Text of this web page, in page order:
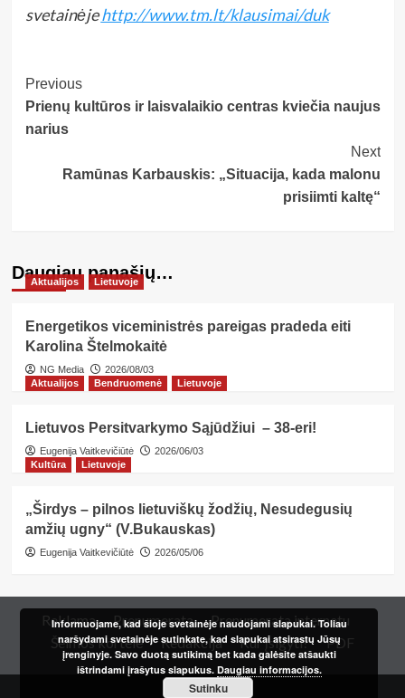
svetainėjehttp://www.tm.lt/klausimai/duk
Post
Navigation
Previous
Prienų kultūros ir laisvalaikio centras kviečia naujus
narius
Next
Ramūnas Karbauskis: „Situacija, kada malonu
prisiimti kaltę“
Daugiau panašių…
Aktualijos Lietuvoje
Energetikos viceministrės pareigas pradeda eiti
Karolina Štelmokaitė
NG Media
2026/08/03
Aktualijos
Bendruomenė Lietuvoje
Lietuvos Persitvarkymo Sąjūdžiui – 38-eri!
Eugenija Vaitkevičiūtė
2026/06/03
Kultūra
Lietuvoje
„Širdys – pilnos lietuviškų žodžių, Nesudegusių
amžių ugny“ (V.Bukauskas)
Eugenija Vaitkevičiūtė 2026/05/06
Reklama Prenumerata
Prenumerata internetu
Šeimos kortelė
Redakcija Kur įsigyti? PDF
Informuojame, kad šioje svetainėje naudojami slapukai. Toliau
naršydami svetainėje sutinkate, kad slapukai atsirastų Jūsų
įrenginyje. Savo duotą sutikimą bet kada galėsite atšaukti
ištrindami įrašytus slapukus. Daugiau informacijos.
Sutinku